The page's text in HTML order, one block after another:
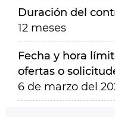
Duración del
12 meses
Fecha y hora
ofertas o
6 de marzo del